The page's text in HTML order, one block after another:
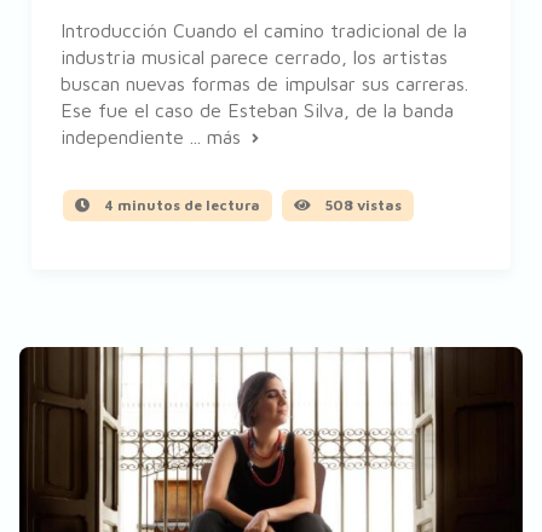
Introducción Cuando el camino tradicional de la
industria musical parece cerrado, los artistas
buscan nuevas formas de impulsar sus carreras.
Ese fue el caso de Esteban Silva, de la banda
independiente ... más
4 minutos de lectura 508 vistas